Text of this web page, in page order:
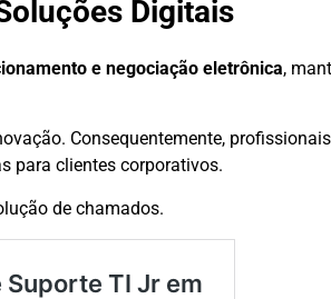
Digitais
e negociação eletrônica,
Consequentemente,
para clientes corporativos.
de chamados.